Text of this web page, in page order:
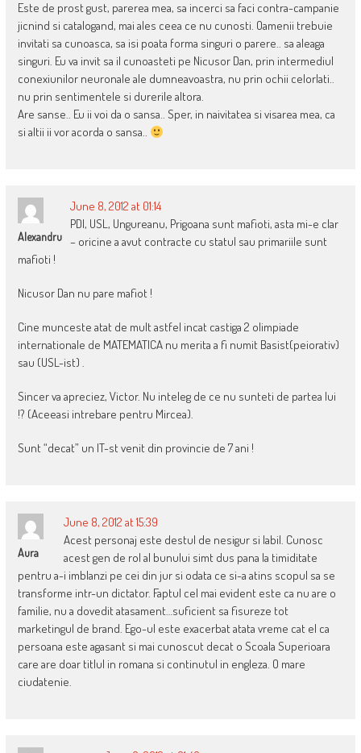
Este de prost gust, parerea mea, sa incerci sa faci contra-campanie
jicnind si catalogand, mai ales ceea ce nu cunosti. Oamenii trebuie
invitati sa cunoasca, sa isi poata forma singuri o parere.. sa aleaga
singuri. Eu va invit sa il cunoasteti pe Nicusor Dan, prin intermediul
conexiunilor neuronale ale dumneavoastra, nu prin ochii celorlati..
nu prin sentimentele si durerile altora.
Are sanse.. Eu ii voi da o sansa.. Sper, in naivitatea si visarea mea, ca
si altii ii vor acorda o sansa..
Alexandru
June 8, 2012 at 01:14
PDl, USL, Ungureanu, Prigoana sunt mafioti, asta mi-e clar
– oricine a avut contracte cu statul sau primariile sunt
mafioti !
Nicusor Dan nu pare mafiot !
Cine munceste atat de mult astfel incat castiga 2 olimpiade
internationale de MATEMATICA nu merita a fi numit Basist(peiorativ)
sau (USL-ist) .
Sincer va apreciez, Victor. Nu inteleg de ce nu sunteti de partea lui
!? (Aceeasi intrebare pentru Mircea).
Sunt “decat” un IT-st venit din provincie de 7 ani !
Aura
June 8, 2012 at 15:39
Acest personaj este destul de nesigur si labil. Cunosc
acest gen de rol al bunului simt dus pana la timiditate
pentru a-i imblanzi pe cei din jur si odata ce si-a atins scopul sa se
transforme intr-un dictator. Faptul cel mai evident este ca nu are o
familie, nu a dovedit atasament…suficient sa fisureze tot
marketingul de brand. Ego-ul este exacerbat atata vreme cat el ca
persoana este agasant si mai cunoscut decat o Scoala Superioara
care are doar titlul in romana si continutul in engleza. O mare
ciudatenie.